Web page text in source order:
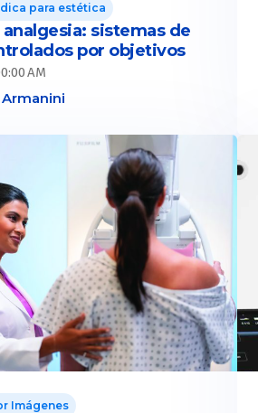
para estética
sistemas de
por objetivos
AM
Imágenes